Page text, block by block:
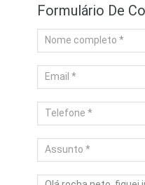
Formulário De